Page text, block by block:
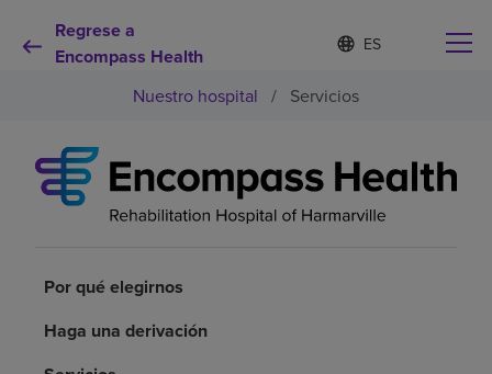
Regrese a
Encompass Health
Lista
de
contraída
d
o
s
e
e
Por qué debe elegirnos
Nuestro hospital / Servicios
Por qué elegirnos
Haga una derivación